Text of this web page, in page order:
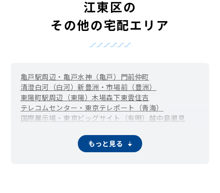
江東区の
その他の宅配エリア
亀戸駅周辺・亀戸水神（亀戸） 門前仲町
清澄白河（白河）新豊洲・市場前（豊洲）
東陽町駅周辺（東陽）木場森下東雲住吉
テレコムセンター・東京テレポート（青海）
国際展示場・東京ビッグサイト（有明） 越中島潮見
高橋中央防波堤東陽常盤
牡丹 南砂町駅周辺（南砂）
もっと見る